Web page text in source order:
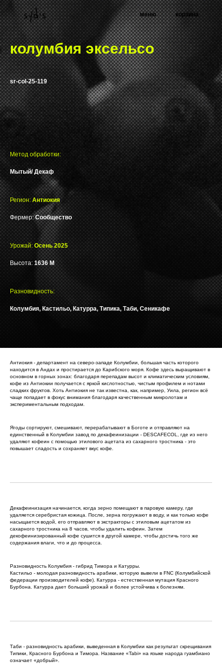
меню корзина
колумбия эксельсо
sr-col-25-119
Метод обработки:
Мытый/ Декаф
Регион: Антиокия
Фермер:Сообщество
Урожай:Осень 2025
Высота: 1636 М
Разновидность:
Колумбия, Кастильо, Катурра, Типика, Таби, Сеникафе
Антиокия - департамент на северо-западе Колумбии, большая часть которого
находится в Андах и простирается до Карибского моря. Кофе здесь выращивают в
основном в горных зонах: благодаря перепадам высот и климатическим условиям,
кофе из Антиокии получается с яркой кислотностью, чистым профилем и нотами
сладких фруктов. Хоть Антиокия не так известна, как, например, Уила, регион всё
чаще попадает в фокус внимания благодаря качественным микролотам и
экспериментальным подходам.
Ягоды сортируют, смешивают, перерабатывают в Боготе и отправляют на
единственный в Колумбии завод по декафеинизации - DESCAFECOL, где из него
удаляют кофеин с помощью этилового ацетата из сахарного тростника - это
повышает сладость и сохраняет вкус кофе.
Декафеинизация начинается, когда зерно помещают в паровую камеру, где
удаляется серебристая кожица. После, зерна погружают в воду, и как только кофе
насыщается водой, его отправляют в экстракторы с этиловым ацетатом из
сахарного тростника на 8 часов, чтобы удалить кофеин. Затем
декофеинизированный кофе сушится в другой камере, чтобы достичь того же
содержания влаги, что и до процесса.
Разновидность Колумбия - гибрид Тимора и Катурры.
Кастильо - молодая разновидность арабики, которую вывели в FNC (Колумбийской
федерации производителей кофе). Катурра - естественная мутация Красного
Бурбона. Катурра дает больший урожай и более устойчива к болезням.
Таби - разновидность арабики, выведенная в Колумбии как результат скрещивания
Типики, Красного Бурбона и Тимора. Название «Tabi» на языке народа гуамбиано
означает «добрый».